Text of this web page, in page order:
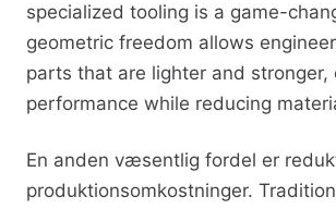
specialized tooling is a game-
geometric freedom allows
parts that are lighter and stronger,
performance while reducing
En anden væsentlig fordel er
produktionsomkostninger.